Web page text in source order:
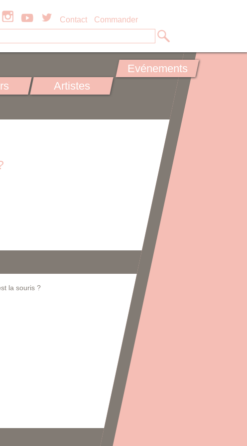
Contact Commander
Artistes
Evénements
la souris ?